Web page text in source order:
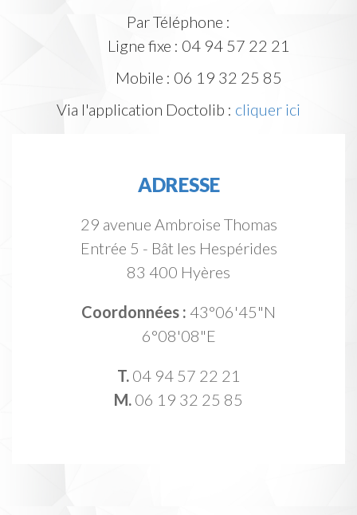
Par Téléphone :
Ligne fixe : 04 94 57 22 21
Mobile : 06 19 32 25 85
Via l'application Doctolib : cliquer ici
ADRESSE
29 avenue Ambroise Thomas
Entrée 5 - Bât les Hespérides
83 400 Hyères
Coordonnées : 43°06'45"N
6°08'08"E
T. 04 94 57 22 21
M. 06 19 32 25 85